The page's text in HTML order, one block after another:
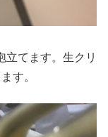
てます。生クリ
す。